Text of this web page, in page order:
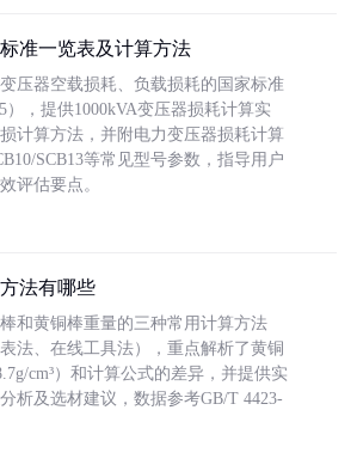
准一览表及计算方法
压器空载损耗、负载损耗的国家标准
），提供1000kVA变压器损耗计算实
计算方法，并附电力变压器损耗计算
SCB13等常见型号参数，指导用户
评估要点。
法有哪些
和黄铜棒重量的三种常用计算方法
法、在线工具法），重点解析了黄铜
cm³）和计算公式的差异，并提供实
析及选材建议，数据参考GB/T 4423-